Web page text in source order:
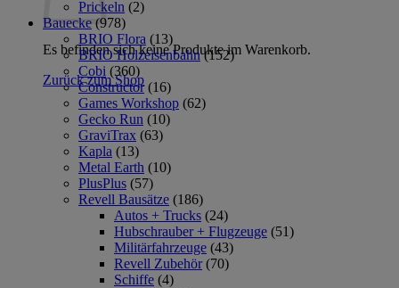
Es befinden sich keine Produkte im Warenkorb.
Zurück zum Shop
Prickeln (2)
Bauecke (978)
BRIO Flora (13)
BRIO Holzeisenbahn (152)
Cobi (360)
Constructor (16)
Games Workshop (62)
Gecko Run (10)
GraviTrax (63)
Kapla (13)
Metal Earth (10)
PlusPlus (57)
Revell Bausätze (186)
Autos + Trucks (24)
Hubschrauber + Flugzeuge (51)
Militärfahrzeuge (43)
Revell Zubehör (70)
Schiffe (4)